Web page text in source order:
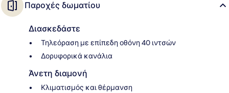
Παροχές δωματίου
Διασκεδάστε
Τηλεόραση με επίπεδη οθόνη 40 ιντσών
Δορυφορικά κανάλια
Άνετη διαμονή
Κλιματισμός και θέρμανση